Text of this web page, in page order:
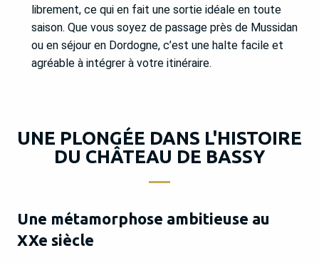
librement, ce qui en fait une sortie idéale en toute
saison. Que vous soyez de passage près de Mussidan
ou en séjour en Dordogne, c’est une halte facile et
agréable à intégrer à votre itinéraire.
UNE PLONGÉE DANS L'HISTOIRE
DU CHÂTEAU DE BASSY
Une métamorphose ambitieuse au
XXe siècle